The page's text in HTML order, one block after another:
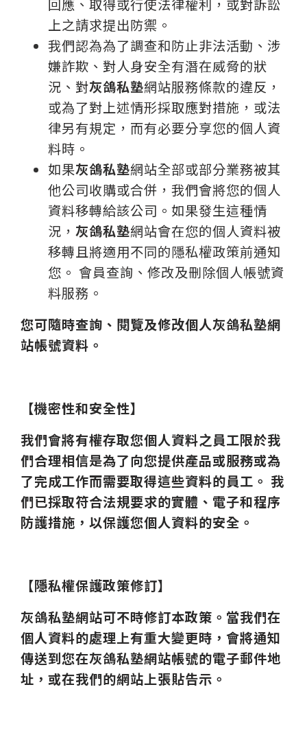
回應、取得或行使法律權利，或對訴訟
上之請求提出防禦。
我們認為為了調查和防止非法活動、涉
嫌詐欺、對人身安全有潛在威脅的狀
況、對灰鴿私塾網站服務條款的違反，
或為了對上述情形採取應對措施，或法
律另有規定，而有必要分享您的個人資
料時。
如果灰鴿私塾網站全部或部分業務被其
他公司收購或合併，我們會將您的個人
資料移轉給該公司。如果發生這種情
況， 灰鴿私塾網站會在您的個人資料被
移轉且將適用不同的隱私權政策前通知
您。 會員查詢、修改及刪除個人帳號資
料服務。
您可隨時查詢、閱覽及修改個人灰鴿私塾網
站帳號資料。
【機密性和安全性】
我們會將有權存取您個人資料之員工限於我
們合理相信是為了向您提供產品或服務或為
了完成工作而需要取得這些資料的員工。 我
們已採取符合法規要求的實體、電子和程序
防護措施，以保護您個人資料的安全。
【隱私權保護政策修訂】
灰鴿私塾網站可不時修訂本政策。當我們在
個人資料的處理上有重大變更時，會將通知
傳送到您在灰鴿私塾網站帳號的電子郵件地
址，或在我們的網站上張貼告示。